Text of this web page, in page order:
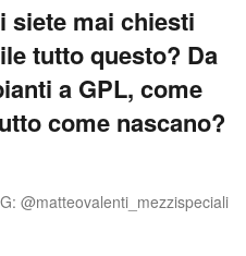
siete mai chiesti
tutto questo? Da
a GPL, come
come nascano?
@matteovalenti_mezzispeciali